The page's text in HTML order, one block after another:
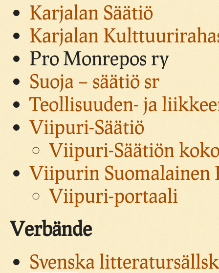
Karjalan Säätiö
Karjalan
Pro Monrepos ry
Suoja – säätiö sr
Teollisuuden- ja
Viipuri-Säätiö
Viipuri-Säätiön
Viipurin Suomalainen
Viipuri-portaali
Verbände
Svenska